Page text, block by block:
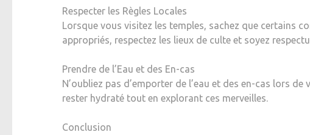
Respecter les Règles Locales
Lorsque vous visitez les temples, sachez que certains
appropriés, respectez les lieux de culte et soyez
Prendre de l’Eau et des En-cas
N’oubliez pas d’emporter de l’eau et des en-cas lors
rester hydraté tout en explorant ces merveilles.
Conclusion